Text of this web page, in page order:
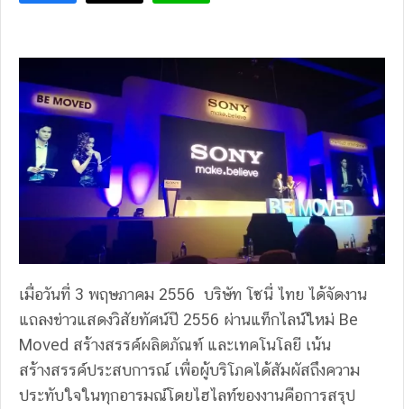
เมื่อวันที่ 3 พฤษภาคม 2556 บริษัท โซนี่ ไทย ได้จัดงาน
แถลงข่าวแสดงวิสัยทัศน์ปี 2556 ผ่านแท็กไลน์ใหม่ Be
Moved สร้างสรรค์ผลิตภัณฑ์ และเทคโนโลยี เน้น
สร้างสรรค์ประสบการณ์ เพื่อผู้บริโภคได้สัมผัสถึงความ
ประทับใจในทุกอารมณ์โดยไฮไลท์ของงานคือการสรุป